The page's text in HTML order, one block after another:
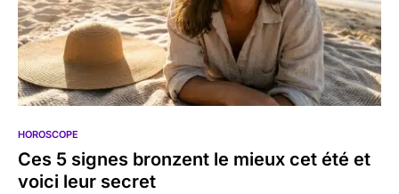
HOROSCOPE
Ces 5 signes bronzent le mieux cet été et
voici leur secret